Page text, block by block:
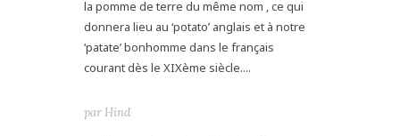
la pomme de terre du même nom , ce qui
donnera lieu au ‘potato’ anglais et à notre
‘patate’ bonhomme dans le français
courant dès le XIXème siècle....
par Hind